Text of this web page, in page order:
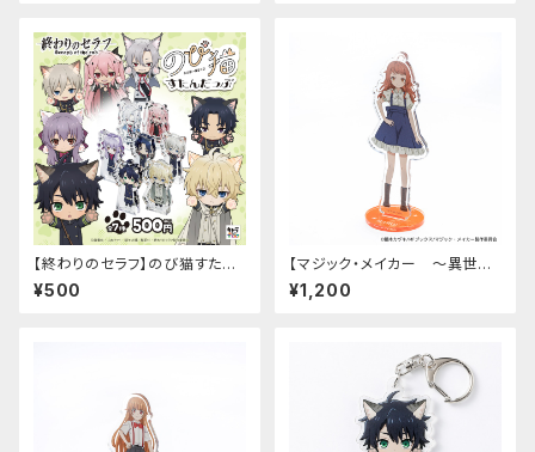
【終わりのセラフ】のび猫すたん
だっぷ
¥500
【マジック・メイカー ～異世界
魔法の作り方～】アクリルスタン
ド（マリー）
¥1,200